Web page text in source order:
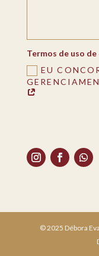
Termos de uso de
EU
© 2025 Débora